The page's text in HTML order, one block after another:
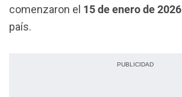
comenzaron el 15 de enero de 2026
país.
PUBLICIDAD